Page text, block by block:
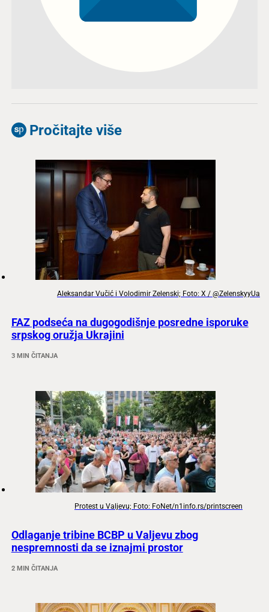
Pročitajte više
Aleksandar Vučić i Volodimir Zelenski; Foto: X / @ZelenskyyUa
FAZ podseća na dugogodišnje posredne isporuke
srpskog oružja Ukrajini
3 MIN ČITANJA
Protest u Valjevu; Foto: FoNet/n1info.rs/printscreen
Odlaganje tribine BCBP u Valjevu zbog
nespremnosti da se iznajmi prostor
2 MIN ČITANJA